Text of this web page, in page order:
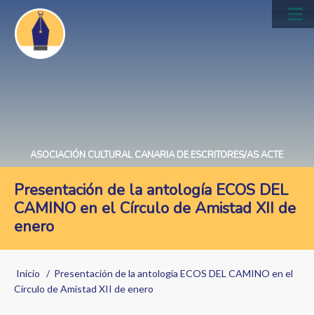
Pasar
contenido
principal
ASOCIACIÓN CULTURAL CANARIA DE ESCRITORES/AS ACTE
Presentación de la antología ECOS DEL
CAMINO en el Círculo de Amistad XII de
enero
Sobrescribir
enlaces
Inicio
Presentación de la antología ECOS DEL CAMINO en el
Círculo de Amistad XII de enero